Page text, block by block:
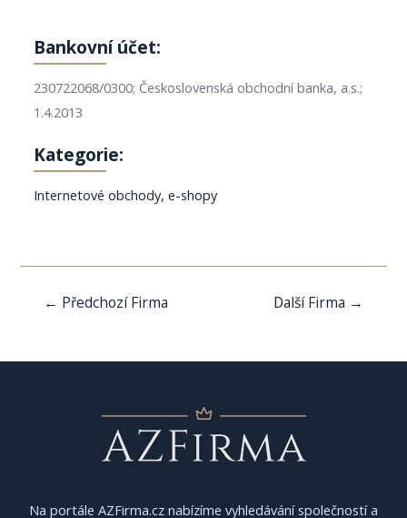
Bankovní účet:
230722068/0300; Československá obchodní banka, a.s.;
1.4.2013
Kategorie:
Internetové obchody, e-shopy
Navigace
← Předchozí Firma Další Firma →
Na portále AZFirma.cz nabízíme vyhledávání společností a